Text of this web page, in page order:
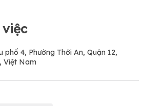
phố 4, Phường Thới An, Quận 12,
Việt Nam